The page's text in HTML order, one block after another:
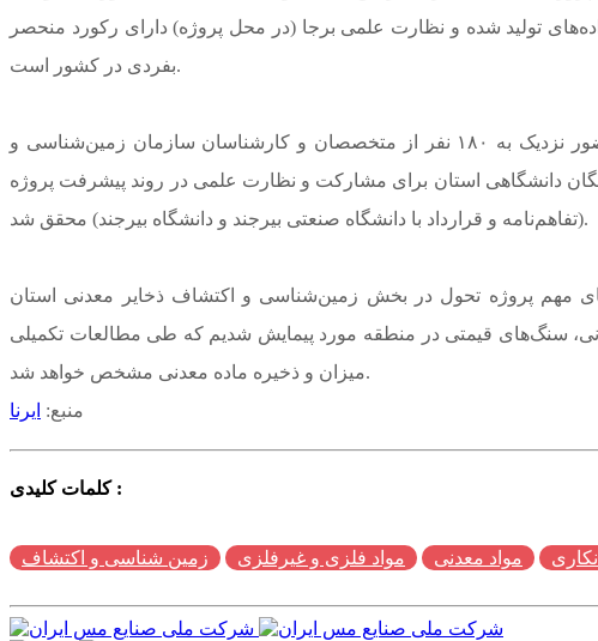
تولید شده و نظارت علمی برجا (در محل پروژه) دارای رکورد منحصر
بفردی در کشور است.
معاون وزیر صمت همچنین به ارائه دستاوردهای کمی پروژه تحول استان خراسان جنوبی پرداخت و گفت: در این کلان‌پروژه حضور نزدیک به ۱۸۰ نفر از متخصصان و کارشناسان سازمان زمین‌شناسی و
از ظرفیت نخبگان دانشگاهی استان برای مشارکت و نظارت علمی در روند پیشرفت پروژه
(تفاهم‌نامه و قرارداد با دانشگاه صنعتی بیرجند و دانشگاه بیرجند) محقق شد.
مهم پروژه تحول در بخش زمین‌شناسی و اکتشاف ذخایر معدنی استان
سنگ‌های قیمتی در منطقه مورد پیمایش شدیم که طی مطالعات تکمیلی
میزان و ذخیره ماده معدنی مشخص خواهد شد.
منبع: ایرنا
کلمات کلیدی :
مواد معدنی مواد فلزی و غیرفلزی زمین شناسی و اکتشاف